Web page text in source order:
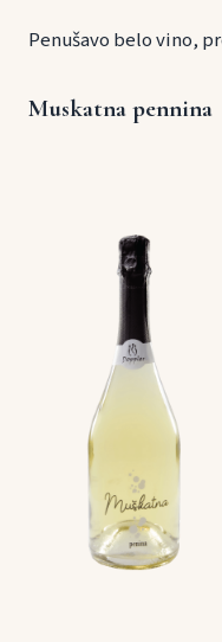
Penušavo belo vino,
Muskatna pennina